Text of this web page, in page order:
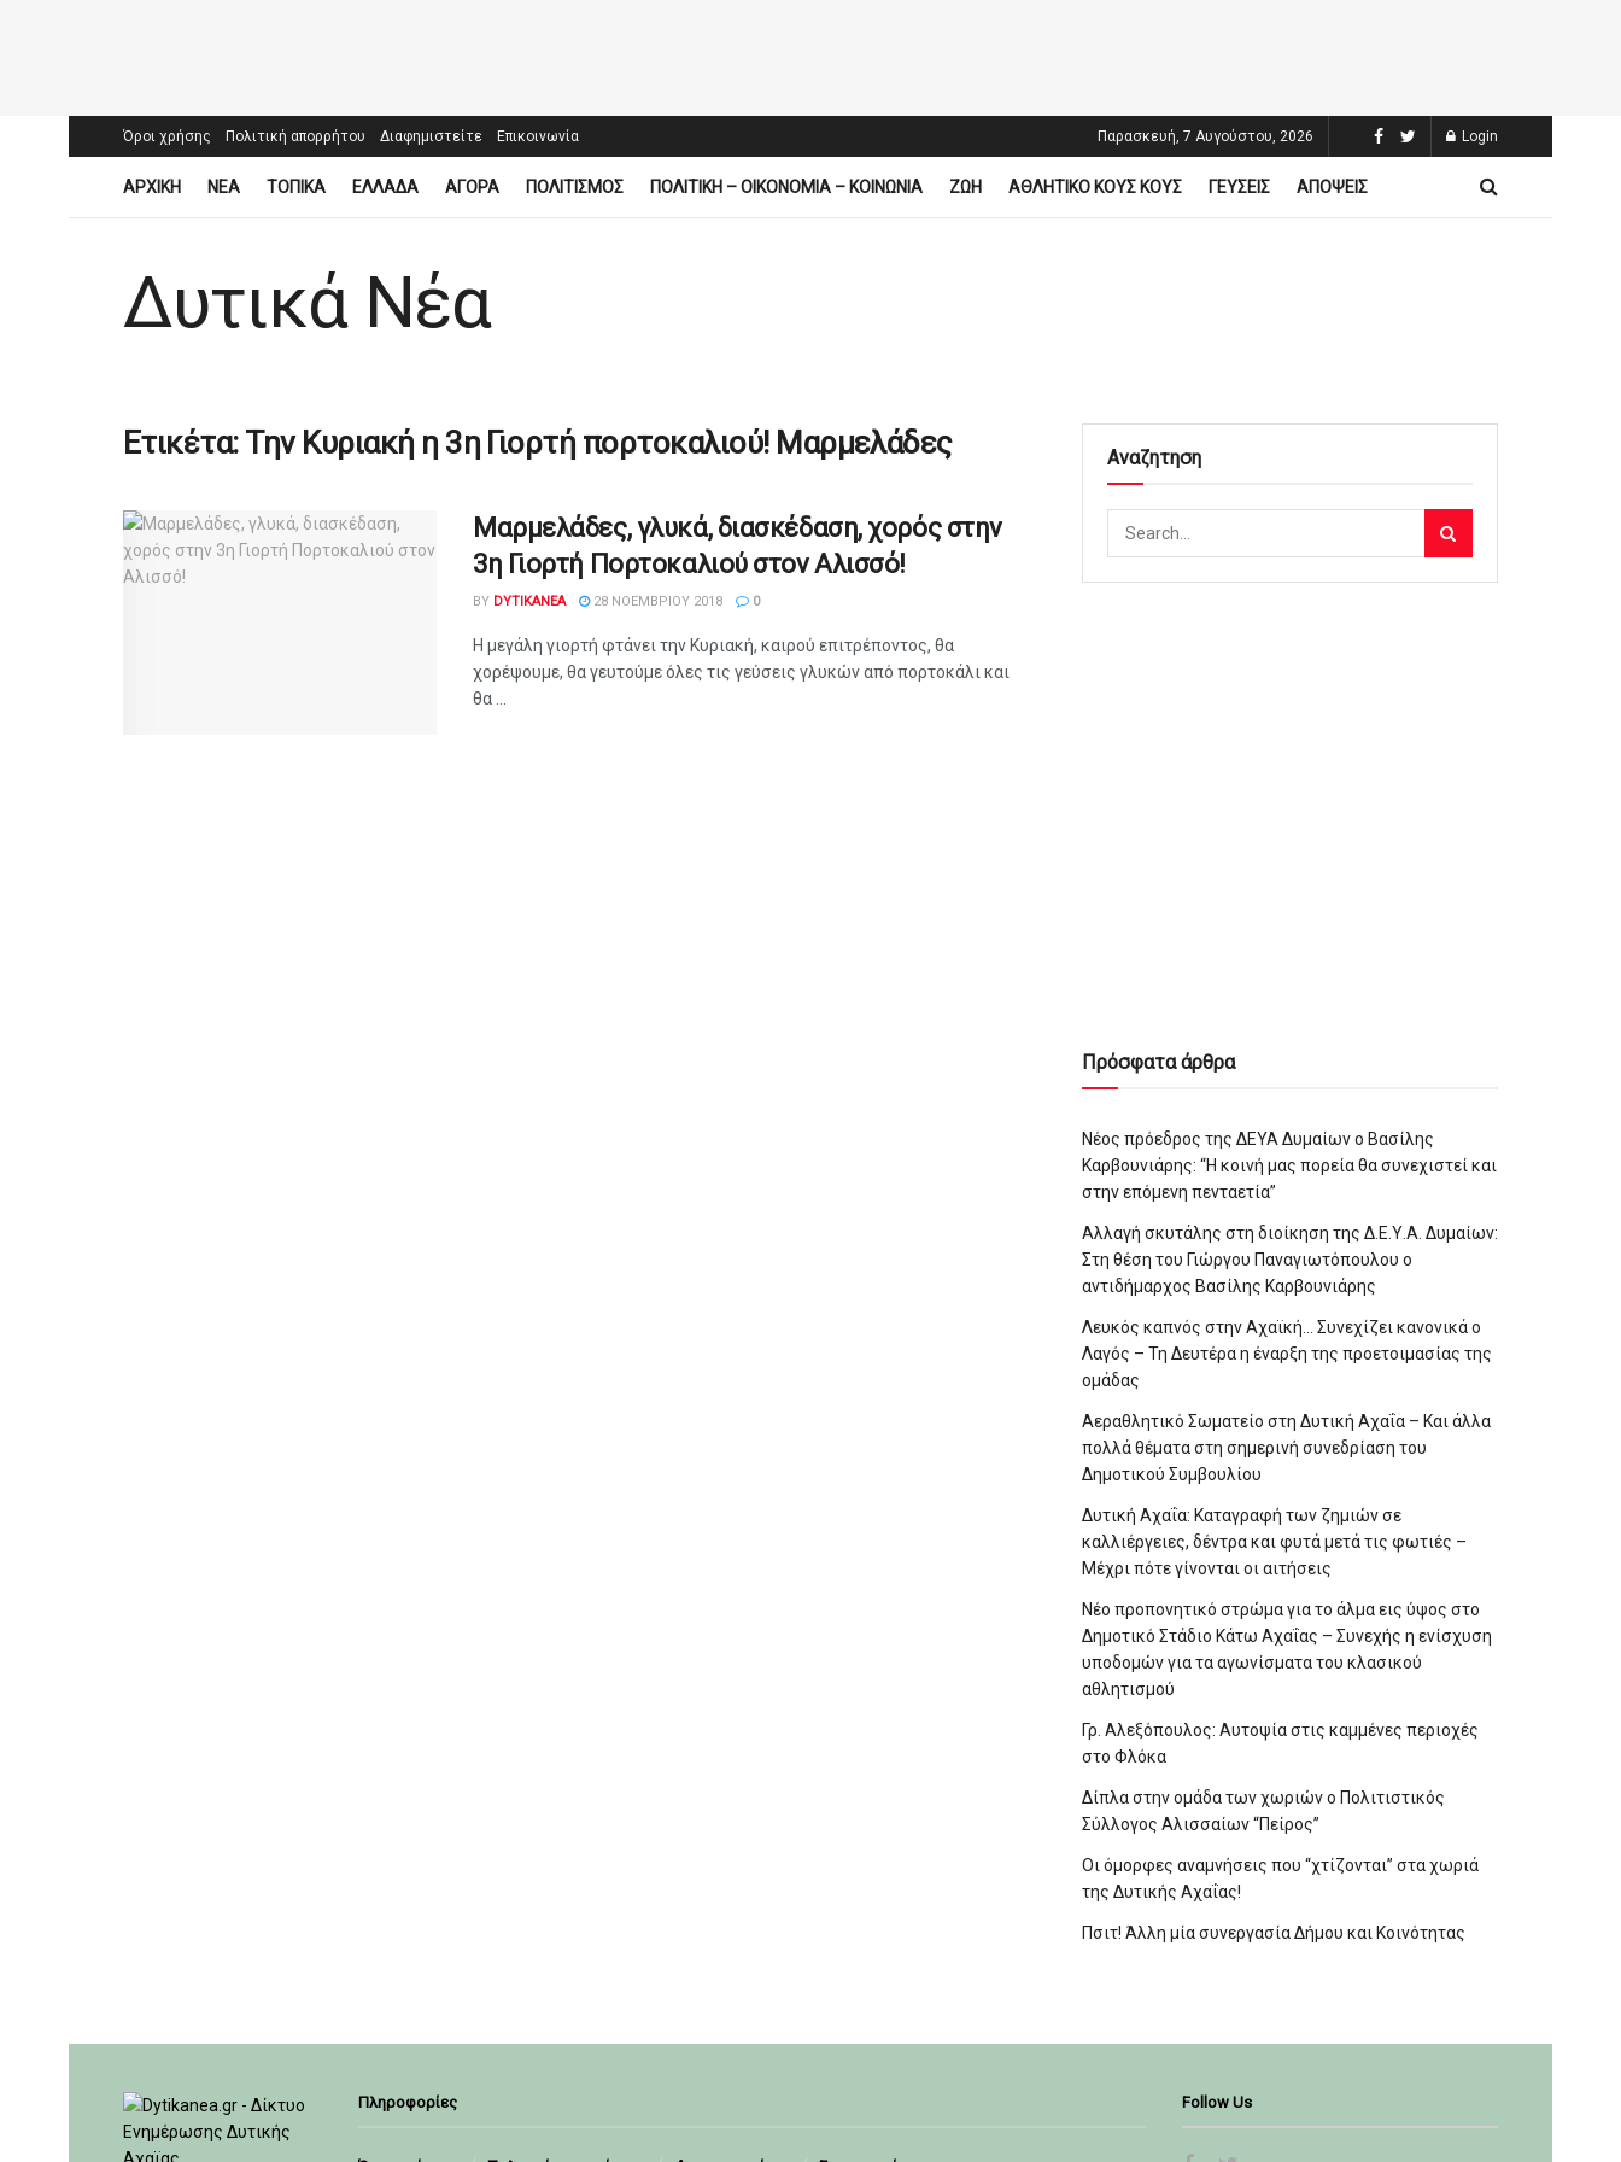
Όροι χρήσης Πολιτική απορρήτου Διαφημιστείτε Επικοινωνία Παρασκευή, 7 Αυγούστου, 2026 Login
ΑΡΧΙΚΗ ΝΕΑ ΤΟΠΙΚΑ ΕΛΛΑΔΑ ΑΓΟΡΑ ΠΟΛΙΤΙΣΜΟΣ ΠΟΛΙΤΙΚΗ – ΟΙΚΟΝΟΜΙΑ – ΚΟΙΝΩΝΙΑ ΖΩΗ ΑΘΛΗΤΙΚΟ ΚΟΥΣ ΚΟΥΣ ΓΕΥΣΕΙΣ ΑΠΟΨΕΙΣ
Δυτικά Νέα
Ετικέτα: Την Κυριακή η 3η Γιορτή πορτοκαλιού! Μαρμελάδες
Μαρμελάδες, γλυκά, διασκέδαση, χορός στην
3η Γιορτή Πορτοκαλιού στον Αλισσό!
BY DYTIKANEA 28 ΝΟΕΜΒΡΊΟΥ 2018 0
Η μεγάλη γιορτή φτάνει την Κυριακή, καιρού επιτρέποντος, θα
χορέψουμε, θα γευτούμε όλες τις γεύσεις γλυκών από πορτοκάλι και
θα ...
Αναζητηση
Πρόσφατα άρθρα
Νέος πρόεδρος της ΔΕΥΑ Δυμαίων ο Βασίλης
Καρβουνιάρης: “Η κοινή μας πορεία θα συνεχιστεί και
στην επόμενη πενταετία”
Αλλαγή σκυτάλης στη διοίκηση της Δ.Ε.Υ.Α. Δυμαίων:
Στη θέση του Γιώργου Παναγιωτόπουλου ο
αντιδήμαρχος Βασίλης Καρβουνιάρης
Λευκός καπνός στην Αχαϊκή… Συνεχίζει κανονικά ο
Λαγός – Τη Δευτέρα η έναρξη της προετοιμασίας της
ομάδας
Αεραθλητικό Σωματείο στη Δυτική Αχαΐα – Και άλλα
πολλά θέματα στη σημερινή συνεδρίαση του
Δημοτικού Συμβουλίου
Δυτική Αχαΐα: Καταγραφή των ζημιών σε
καλλιέργειες, δέντρα και φυτά μετά τις φωτιές –
Μέχρι πότε γίνονται οι αιτήσεις
Νέο προπονητικό στρώμα για το άλμα εις ύψος στο
Δημοτικό Στάδιο Κάτω Αχαΐας – Συνεχής η ενίσχυση
υποδομών για τα αγωνίσματα του κλασικού
αθλητισμού
Γρ. Αλεξόπουλος: Αυτοψία στις καμμένες περιοχές
στο Φλόκα
Δίπλα στην ομάδα των χωριών ο Πολιτιστικός
Σύλλογος Αλισσαίων “Πείρος”
Οι όμορφες αναμνήσεις που “χτίζονται” στα χωριά
της Δυτικής Αχαΐας!
Πσιτ! Άλλη μία συνεργασία Δήμου και Κοινότητας
Πληροφορίες Follow Us